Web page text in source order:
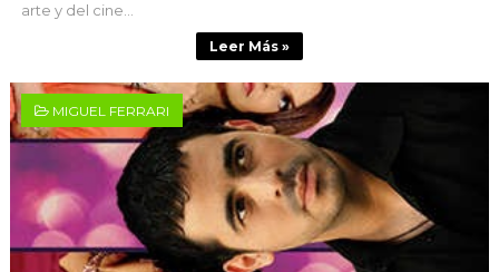
arte y del cine...
Leer Más »
MIGUEL FERRARI